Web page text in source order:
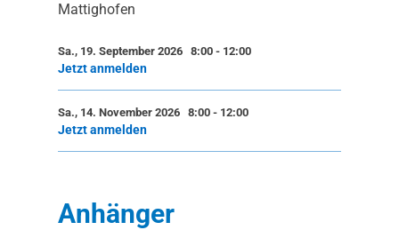
Mattighofen
Jetzt anmelden
Sa., 19. September 2026 8:00- 12:00
Jetzt anmelden
Sa., 14. November 2026 8:00- 12:00
Anhänger